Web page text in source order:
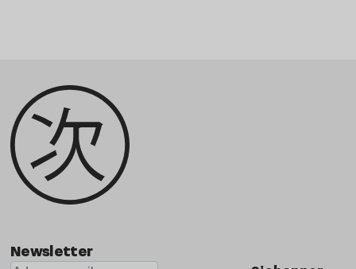
Newsletter